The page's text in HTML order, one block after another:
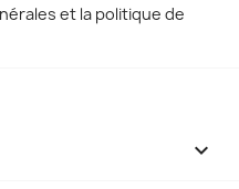
et la politique de
